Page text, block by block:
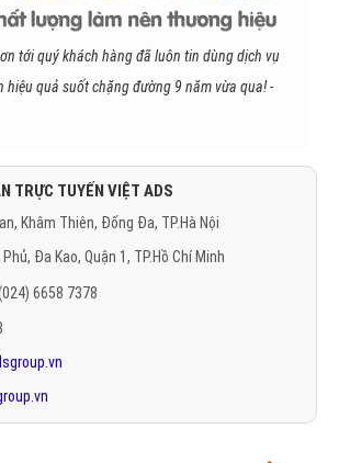
tới quý khách hàng đã luôn tin dùng dịch vụ
hiệu quả suốt chặng đường 9 năm vừa qua! -
TRỰC TUYẾN VIỆT ADS
Khâm Thiên, Đống Đa, TP.Hà Nội
Đa Kao, Quận 1, TP.Hồ Chí Minh
6658 7378